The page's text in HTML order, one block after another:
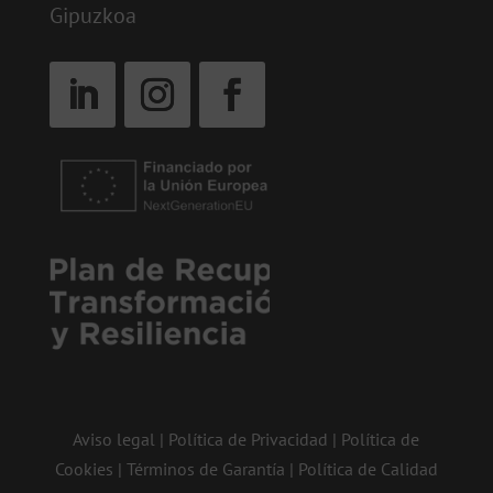
Gipuzkoa
Aviso legal | Política de Privacidad | Política de
Cookies | Términos de Garantía | Política de Calidad